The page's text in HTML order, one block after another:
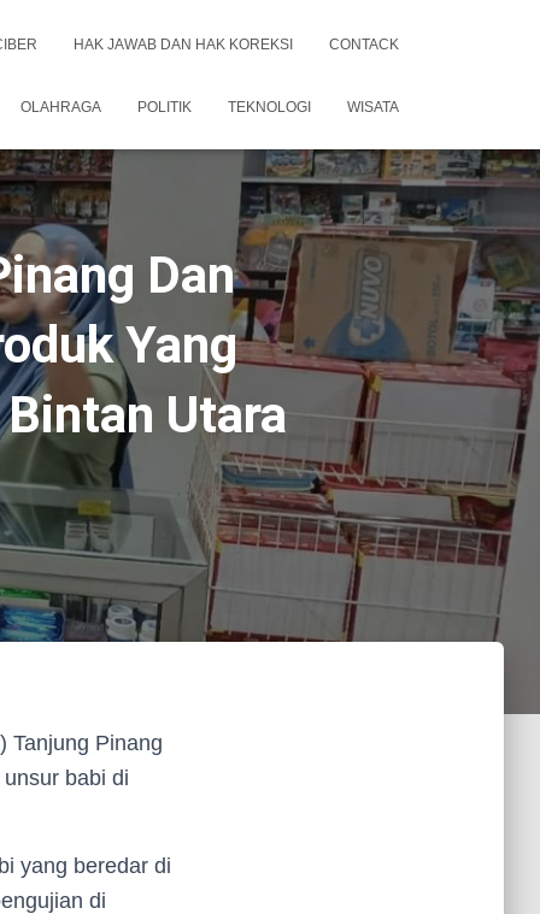
HAK JAWAB DAN HAK KOREKSI CONTACK
OLAHRAGA POLITIK TEKNOLOGI WISATA
Dan
Yang
Utara
Tanjung Pinang
babi di
yang beredar di
di